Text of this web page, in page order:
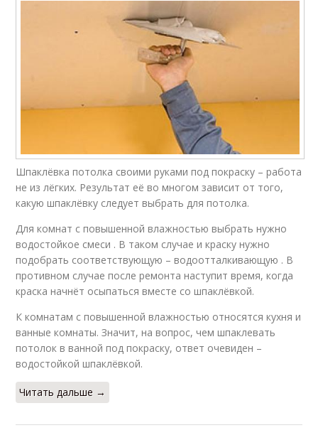
Шпаклёвка потолка своими руками под покраску – работа
не из лёгких. Результат её во многом зависит от того,
какую шпаклёвку следует выбрать для потолка.
Для комнат с повышенной влажностью выбрать нужно
водостойкое смеси . В таком случае и краску нужно
подобрать соответствующую – водоотталкивающую . В
противном случае после ремонта наступит время, когда
краска начнёт осыпаться вместе со шпаклёвкой.
К комнатам с повышенной влажностью относятся кухня и
ванные комнаты. Значит, на вопрос, чем шпаклевать
потолок в ванной под покраску, ответ очевиден –
водостойкой шпаклёвкой.
Читать дальше →